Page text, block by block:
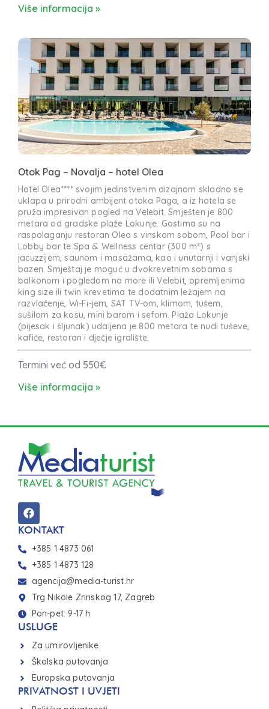
Više informacija »
Otok Pag – Novalja – hotel Olea
Hotel Olea**** svojim jedinstvenim dizajnom skladno se
uklapa u prirodni ambijent otoka Paga, a iz hotela se
pruža impresivan pogled na Velebit. Smješten je 800
metara od gradske plaže Lokunje. Gostima su na
raspolaganju restoran Olea s vinskom sobom, Pool bar i
Lobby bar te Spa & Wellness centar (300 m²) s
jacuzzijem, saunom i masažama, kao i unutarnji i vanjski
bazen. Smještaj je moguć u dvokrevetnim sobama s
balkonom i pogledom na more ili Velebit, opremljenima
king size ili twin krevetima te dodatnim ležajem na
razvlačenje, Wi-Fi-jem, SAT TV-om, klimom, tušem,
sušilom za kosu, mini barom i sefom. Plaža Lokunje
(pijesak i šljunak) udaljena je 800 metara te nudi tuševe,
kafiće, restoran i dječje igralište.
Termini već od 550€
Više informacija »
KONTAKT
+385 1 4873 061
+385 1 4873 128
agencija@media-turist.hr
Trg Nikole Zrinskog 17, Zagreb
Pon-pet: 9-17 h
USLUGE
Za umirovljenike
Školska putovanja
Europska putovanja
PRIVATNOST I UVJETI